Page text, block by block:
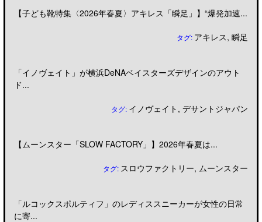
【子ども靴特集〈2026年春夏〉アキレス「瞬足」】“爆発加速...
タグ: アキレス,瞬足
「イノヴェイト」が横浜DeNAベイスターズデザインのアウト
ド...
タグ: イノヴェイト ,デサントジャパン
【ムーンスター「SLOW FACTORY」】2026年春夏は...
タグ: スロウファクトリー, ムーンスター
「ルコックスポルティフ」のレディススニーカーが女性の日常
に寄...